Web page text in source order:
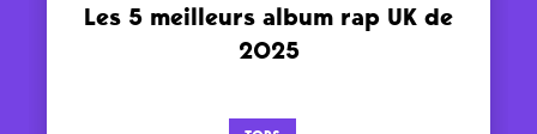
Les 5 meilleurs album rap UK de
2025